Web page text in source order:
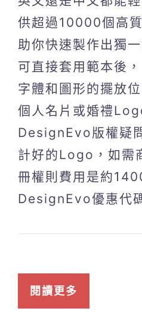
供超過10000個高
助你快速製作出獨
可直接套用範本後
字體和圖形的擺放
個人名片或婚禮
DesignEvo版權疑
計好的Logo，如需
冊權則費用是約
DesignEvo優惠代
閱讀更多